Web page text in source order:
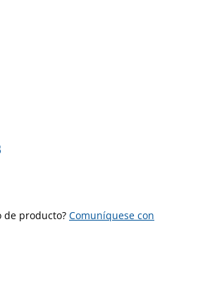
de producto? Comuníquese con